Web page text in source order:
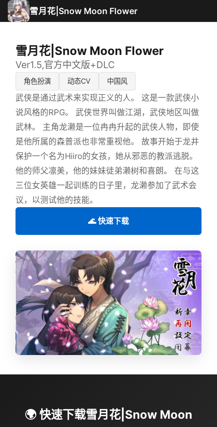
雪月花|Snow Moon Flower
雪月花|Snow Moon Flower
Ver1.5,官方中文版+DLC
角色扮演 动态CV 中国风
武侠是通过武术来实现正义的人。 这是一款武侠小
说风格的RPG。 武侠世界叫做江湖，武侠地区叫做
武林。 主角龙濑是一位冉冉升起的武侠人物，即使
是他所属的森普派也非常重视他。 故事开始于龙井
保护一个名为Hiiro的女孩，她从邪恶的教派逃脱。
他的师父凛美，他的妹妹徒弟濑树和喜朗。 在与这
三位女英雄一起训练的日子里，龙濑参加了武术会
议，以测试他的技能。
🌊 快速下载
🌍 快速下载雪月花|Snow Moon